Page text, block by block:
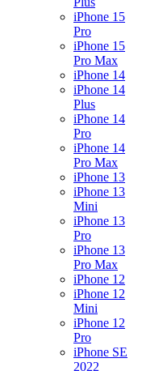
iPhone 15
Pro
iPhone 15
Pro Max
iPhone 14
iPhone 14
Plus
iPhone 14
Pro
iPhone 14
Pro Max
iPhone 13
iPhone 13
Mini
iPhone 13
Pro
iPhone 13
Pro Max
iPhone 12
iPhone 12
Mini
iPhone 12
Pro
iPhone SE
2022